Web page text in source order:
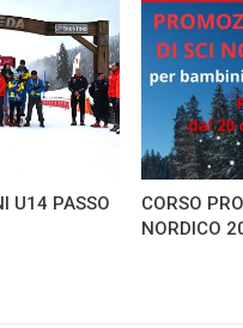
U14 PASSO
CORSO
NORDICO